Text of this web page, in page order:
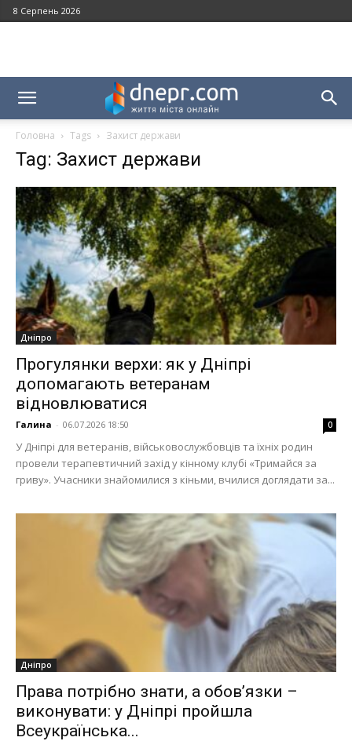
8 Серпень 2026
Головна Tags Захист держави
Tag: Захист держави
Дніпро
Прогулянки верхи: як у Дніпрі
допомагають ветеранам
відновлюватися
Галина - 06.07.2026 18:50 0
У Дніпрі для ветеранів, військовослужбовців та їхніх родин
провели терапевтичний захід у кінному клубі «Тримайся за
гриву». Учасники знайомилися з кіньми, вчилися доглядати за...
Дніпро
Права потрібно знати, а обов’язки –
виконувати: у Дніпрі пройшла
Всеукраїнська...